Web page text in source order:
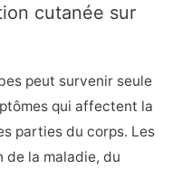
cutanée sur
peut survenir seule
qui affectent la
parties du corps. Les
de la maladie, du